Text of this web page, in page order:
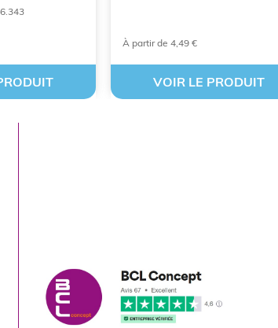
À partir de 4,49 €
VOIR LE PRODUIT
marcus leleu
21/03/2018